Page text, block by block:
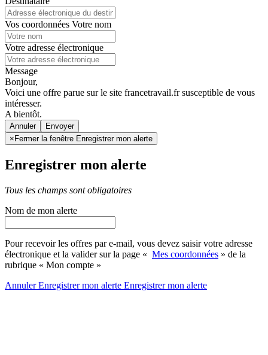
Vos coordonnées Votre nom
Votre adresse électronique
Message
Bonjour,
Voici une offre parue sur le site francetravail.fr susceptible de vous
intéresser.
A bientôt.
Annuler
×Fermer la fenêtre Enregistrer mon alerte
Enregistrer mon alerte
Tous les champs sont obligatoires
Nom de mon alerte
Pour recevoir les offres par e-mail, vous devez saisir votre adresse
électronique et la valider sur la page « Mes coordonnées » de la
rubrique « Mon compte »
AnnulerEnregistrer mon alerte Enregistrermon alerte